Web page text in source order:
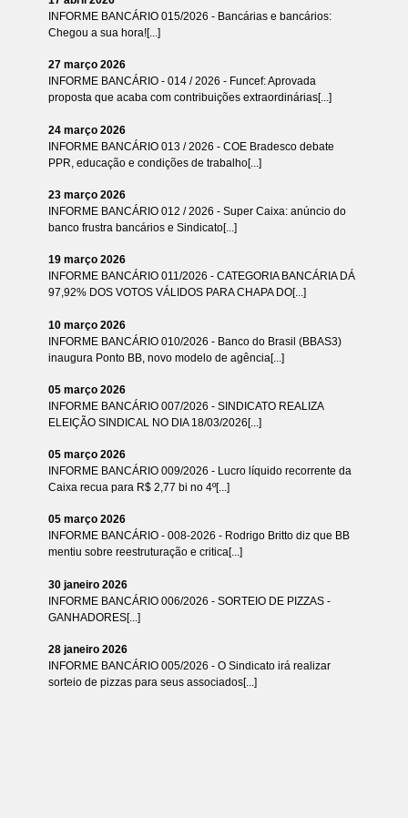
INFORME BANCÁRIO 015/2026 - Bancárias e bancários:
Chegou a sua hora![...]
27 março 2026
INFORME BANCÁRIO - 014 / 2026 - Funcef: Aprovada
proposta que acaba com contribuições extraordinárias[...]
24 março 2026
INFORME BANCÁRIO 013 / 2026 - COE Bradesco debate
PPR, educação e condições de trabalho[...]
23 março 2026
INFORME BANCÁRIO 012 / 2026 - Super Caixa: anúncio do
banco frustra bancários e Sindicato[...]
19 março 2026
INFORME BANCÁRIO 011/2026 - CATEGORIA BANCÁRIA DÁ
97,92% DOS VOTOS VÁLIDOS PARA CHAPA DO[...]
10 março 2026
INFORME BANCÁRIO 010/2026 - Banco do Brasil (BBAS3)
inaugura Ponto BB, novo modelo de agência[...]
05 março 2026
INFORME BANCÁRIO 007/2026 - SINDICATO REALIZA
ELEIÇÃO SINDICAL NO DIA 18/03/2026[...]
05 março 2026
INFORME BANCÁRIO 009/2026 - Lucro líquido recorrente da
Caixa recua para R$ 2,77 bi no 4º[...]
05 março 2026
INFORME BANCÁRIO - 008-2026 - Rodrigo Britto diz que BB
mentiu sobre reestruturação e critica[...]
30 janeiro 2026
INFORME BANCÁRIO 006/2026 - SORTEIO DE PIZZAS -
GANHADORES[...]
28 janeiro 2026
INFORME BANCÁRIO 005/2026 - O Sindicato irá realizar
sorteio de pizzas para seus associados[...]